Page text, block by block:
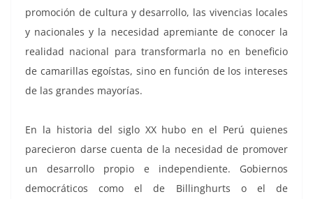
promoción de cultura y desarrollo, las vivencias locales
y nacionales y la necesidad apremiante de conocer la
realidad nacional para transformarla no en beneficio
de camarillas egoístas, sino en función de los intereses
de las grandes mayorías.
En la historia del siglo XX hubo en el Perú quienes
parecieron darse cuenta de la necesidad de promover
un desarrollo propio e independiente. Gobiernos
democráticos como el de Billinghurts o el de